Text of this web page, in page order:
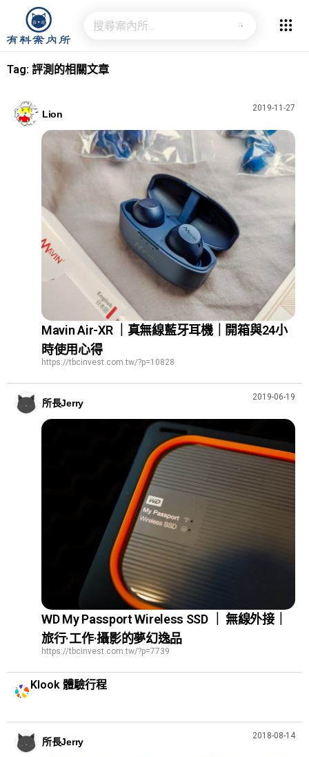
Tag: 評測的相關文章
Lion
2019-11-27
Mavin Air-XR ｜真無線藍牙耳機｜開箱與24小
時使用心得
https://tbcinvest.com.tw/?p=10828
所長Jerry
2019-06-19
WD My Passport Wireless SSD ｜ 無線外接｜
旅行·工作·攝影的夢幻逸品
https://tbcinvest.com.tw/?p=7739
Klook 體驗行程
所長Jerry
2018-08-14